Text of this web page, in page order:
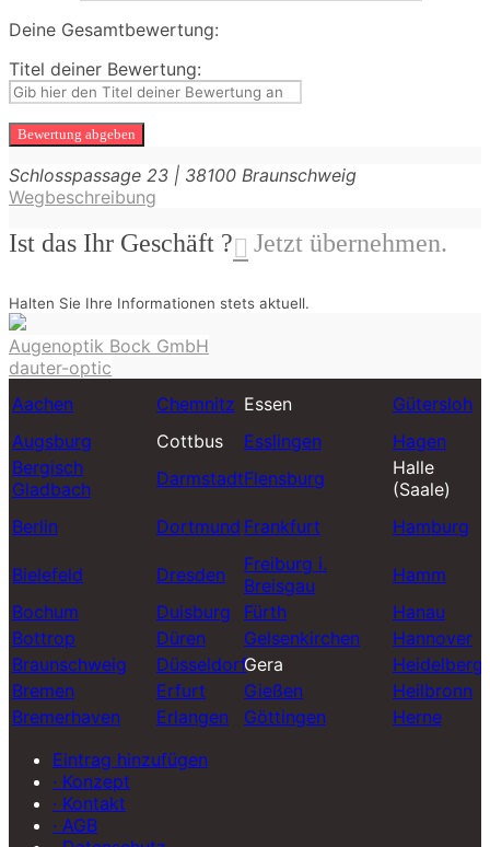
Deine Gesamtbewertung:
Titel deiner Bewertung:
Schlosspassage 23 | 38100 Braunschweig
Wegbeschreibung
Ist das Ihr Geschäft ? Jetzt übernehmen.
Halten Sie Ihre Informationen stets aktuell.
Beitragsnavigation
Augenoptik Bock GmbH
dauter-optic
Aachen
Chemnitz Essen
Gütersloh
Augsburg
Cottbus Esslingen
Hagen
Bergisch
Gladbach
DarmstadtFlensburg
Halle
(Saale)
Berlin
Dortmund Frankfurt Hamburg
Bielefeld Dresden
Freiburg i.
Breisgau
Hamm
Bochum
Duisburg Fürth
Hanau
Bottrop
Düren Gelsenkirchen
Hannover
Braunschweig
DüsseldorfGera
Heidelberg
Bremen
Erfurt Gießen
Heilbronn
Bremerhaven
Erlangen Göttingen
Herne
Eintrag hinzufügen
· Konzept
· Kontakt
· AGB